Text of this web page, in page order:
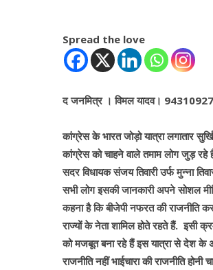
Spread the love
द जनमित्र । विमल यादव।
कांग्रेस के भारत जोड़ो यात्रा लगातार
कांग्रेस को चाहने वाले तमाम लोग जुड़ रहे
सदर विधायक संजय तिवारी उर्फ मुन्ना
सभी लोग इसकी जानकारी अपने सोशल
कहना है कि बीजेपी नफरत की राजनीति
राज्यों के नेता शामिल होते रहते हैं. इसी
को मजबूत बना रहे हैं इस यात्रा से देश के
राजनीति नहीं भाईचारा की राजनीति होनी